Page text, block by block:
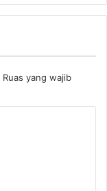
Ruas yang wajib